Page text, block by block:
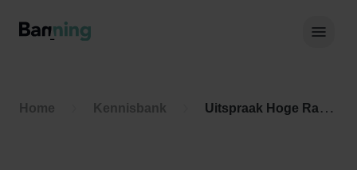
Home Kennisbank Uitspraak Hoge Raad: Goederenrecht (ECLI:NL:HR:2016:2118, 16 september 2016, nr. 15/03346)